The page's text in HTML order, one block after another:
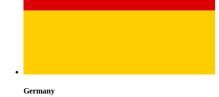
Germany